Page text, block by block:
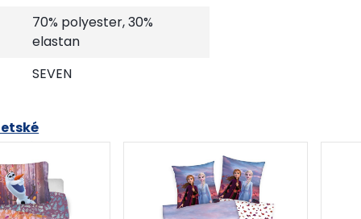
70% polyester, 30%
elastan
SEVEN